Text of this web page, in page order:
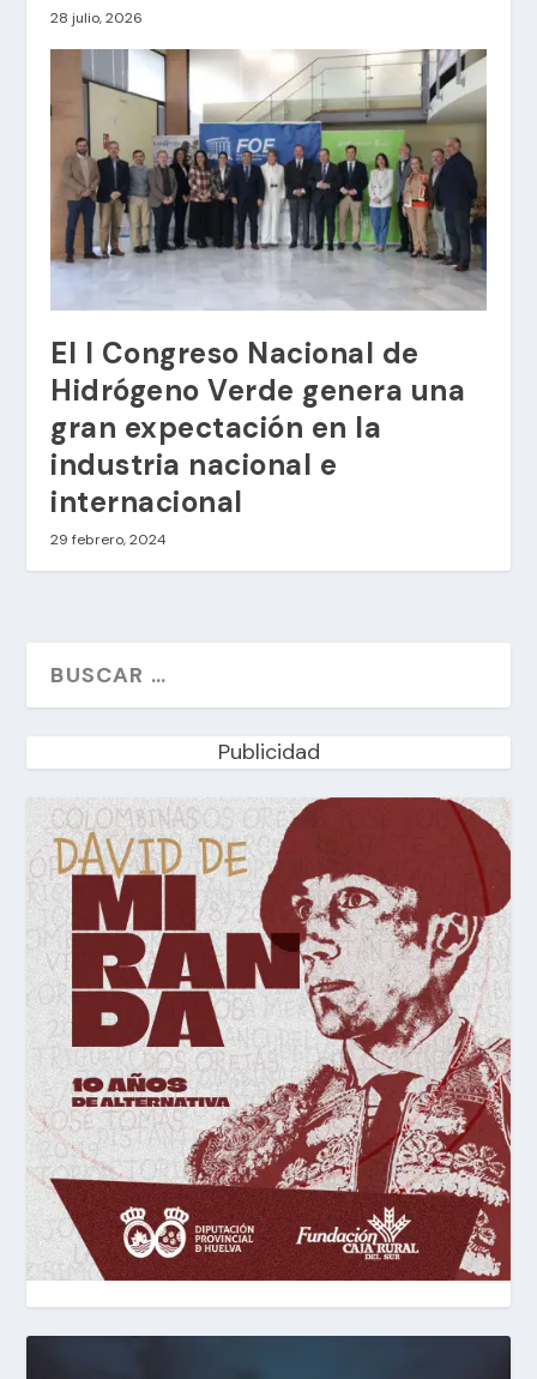
28 julio, 2026
El I Congreso Nacional de
Hidrógeno Verde genera una
gran expectación en la
industria nacional e
internacional
29 febrero, 2024
Publicidad